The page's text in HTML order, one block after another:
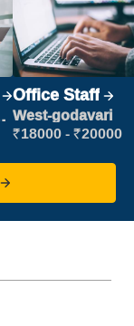
Office Staff
West-godavari
₹18000 - ₹20000